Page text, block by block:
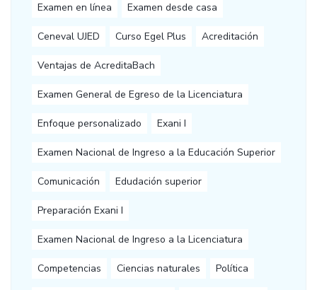
Examen en línea Examen desde casa
Ceneval UJED Curso Egel Plus Acreditación
Ventajas de AcreditaBach
Examen General de Egreso de la Licenciatura
Enfoque personalizado Exani I
Examen Nacional de Ingreso a la Educación Superior
Comunicación Edudación superior
Preparación Exani I
Examen Nacional de Ingreso a la Licenciatura
Competencias Ciencias naturales Política